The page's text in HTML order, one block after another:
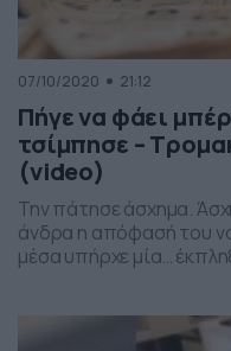
07/10/2020 21:12
Πήγε να φάει
τσίμπησε –
(video)
Την πάτησε άσχημα.
άνδρα η απόφασή του
μέσα υπήρχε μία…
αποφάσισε να